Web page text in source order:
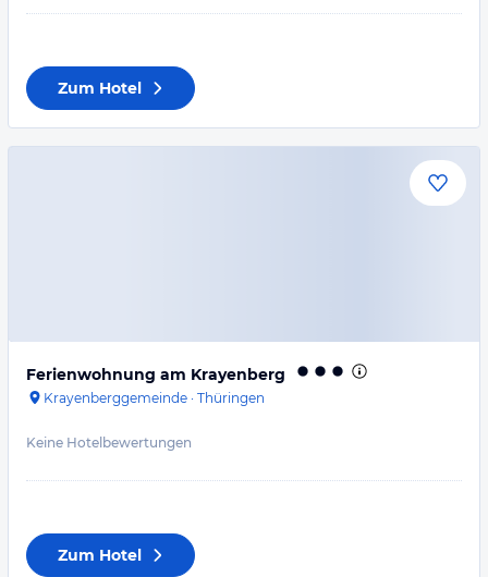
Zum Hotel
Ferienwohnung am Krayenberg
Krayenberggemeinde · Thüringen
Keine Hotelbewertungen
Zum Hotel